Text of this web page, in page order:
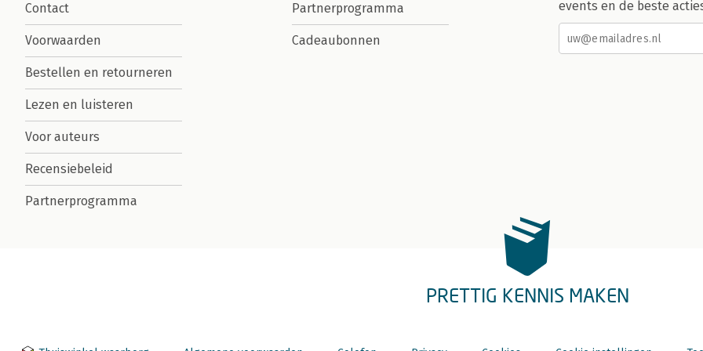
Contact
Voorwaarden
Bestellen en retourneren
Lezen en luisteren
Voor auteurs
Recensiebeleid
Partnerprogramma
Partnerprogramma
Cadeaubonnen
events en de beste
PRETTIG KENNIS MAKEN